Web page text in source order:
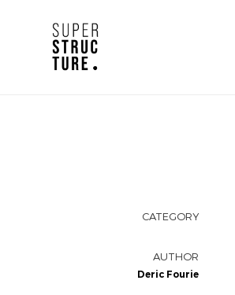
CATEGORY
AUTHOR
Deric Fourie